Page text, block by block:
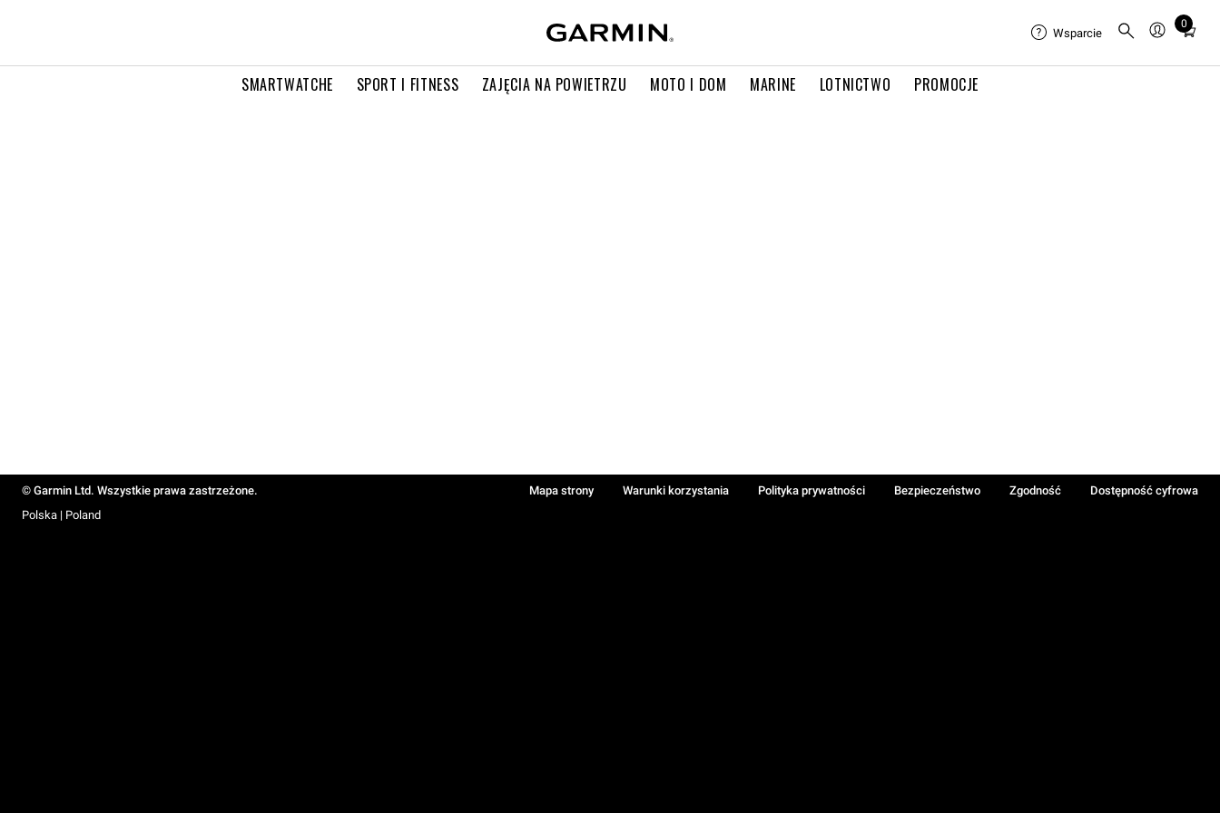
SMARTWATCHE SPORT I FITNESS ZAJĘCIA NA POWIETRZU MOTO I DOM MARINE LOTNICTWO PROMOCJE
Wsparcie
0
Total
in
© Garmin Ltd. Wszystkie prawa zastrzeżone. Mapa strony Warunki korzystania Polityka prywatności Bezpieczeństwo Zgodność
Dostępność cyfrowa
Polska | Poland